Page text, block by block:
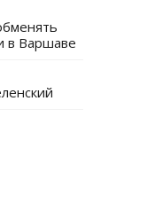
в Варшаве